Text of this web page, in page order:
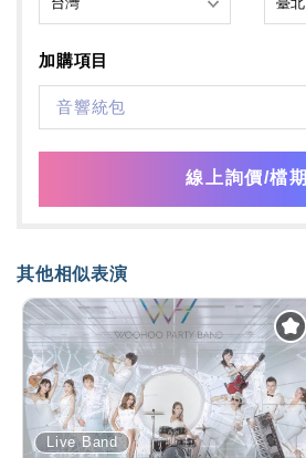
加購項目
音響統包
線上詢價/檔期
其他相似表演
Live Band